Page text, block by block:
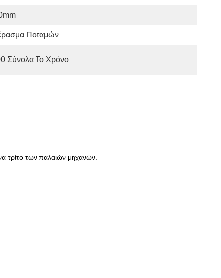
Ποταμών
Σύνολα Το Χρόνο
τρίτο των παλαιών μηχανών.